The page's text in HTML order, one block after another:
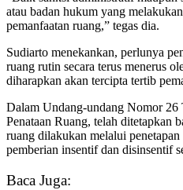
atau badan hukum yang
pemanfaatan ruang,” tegas dia.
Sudiarto menekankan, perlunya
ruang rutin secara terus menerus
diharapkan akan tercipta tertib
Dalam Undang-undang Nomor 26
Penataan Ruang, telah ditetapkan
ruang dilakukan melalui
pemberian insentif dan disinsentif
Baca Juga: